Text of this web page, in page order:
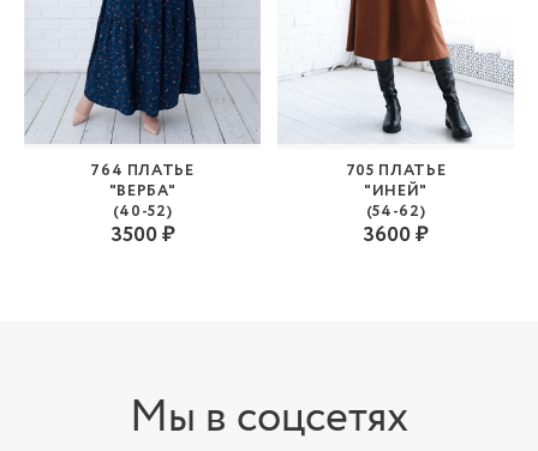
764 ПЛАТЬЕ
"ВЕРБА"
(40-52)
3500 ₽
705 ПЛАТЬЕ
"ИНЕЙ"
(54-62)
3600 ₽
Мы в соцсетях